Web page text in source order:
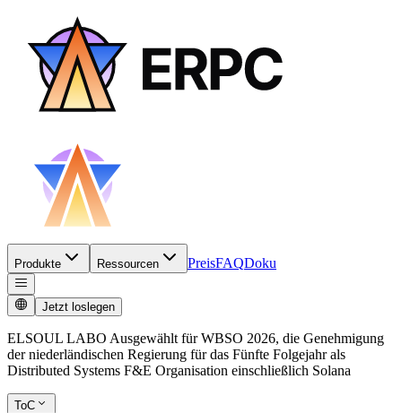
Produkte Ressourcen PreisFAQDoku
Jetzt loslegen
ELSOUL LABO Ausgewählt für WBSO 2026, die Genehmigung
der niederländischen Regierung für das Fünfte Folgejahr als
Distributed Systems F&E Organisation einschließlich Solana
ToC